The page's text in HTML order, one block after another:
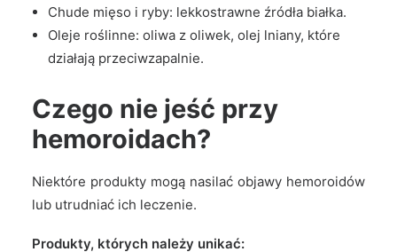
Chude mięso i ryby: lekkostrawne źródła białka.
Oleje roślinne: oliwa z oliwek, olej lniany, które
działają przeciwzapalnie.
Czego nie jeść przy
hemoroidach?
Niektóre produkty mogą nasilać objawy hemoroidów
lub utrudniać ich leczenie.
Produkty, których należy unikać: